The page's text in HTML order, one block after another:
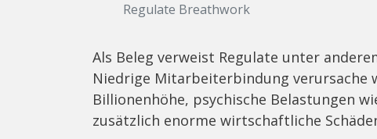
Regulate Breathwork
Als Beleg verweist Regulate unter
Niedrige Mitarbeiterbindung
Billionenhöhe, psychische Belastungen
zusätzlich enorme wirtschaftliche